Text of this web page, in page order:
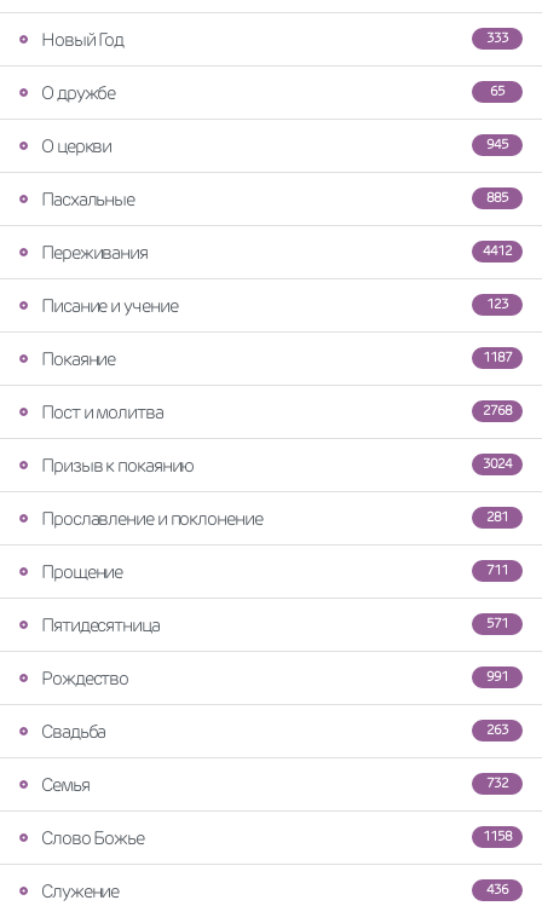
333
Новый Год
65
О дружбе
945
О церкви
885
Пасхальные
4412
Переживания
123
Писание и учение
1187
Покаяние
2768
Пост и молитва
3024
Призыв к покаянию
281
Прославление и поклонение
711
Прощение
571
Пятидесятница
991
Рождество
263
Свадьба
732
Семья
1158
Слово Божье
436
Служение